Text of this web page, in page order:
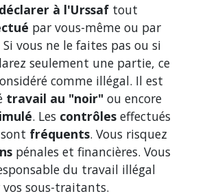
déclarer à l'Urssaf tout
par vous-même ou par
Si vous ne le faites pas ou si
seulement une partie, ce
comme illégal. Il est
travail au "noir" ou encore
. Les contrôles effectués
fréquents. Vous risquez
pénales et financières. Vous
du travail illégal
sous-traitants.